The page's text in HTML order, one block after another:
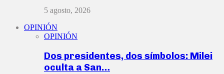
5 agosto, 2026
OPINIÓN
OPINIÓN
Dos presidentes, dos símbolos: Milei
oculta a San…